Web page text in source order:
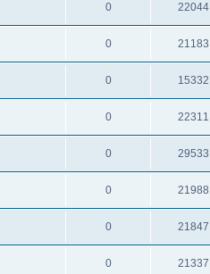
0 22044
0 21183
0 15332
0 22311
0 29533
0 21988
0 21847
0 21337